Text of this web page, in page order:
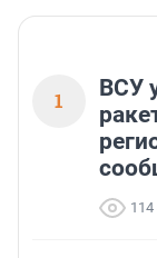
1
ВСУ
114